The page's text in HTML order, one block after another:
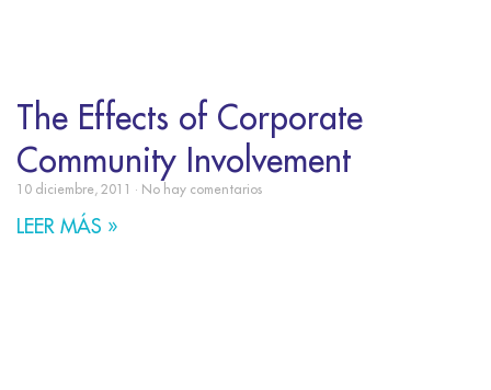
The Effects of Corporate
Community Involvement
10 diciembre, 2011 No hay comentarios
LEER MÁS »